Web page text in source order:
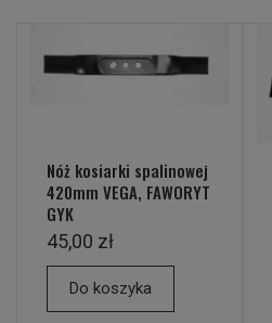
Nóż kosiarki spalinowej
420mm VEGA, FAWORYT
GYK
45,00 zł
Do koszyka